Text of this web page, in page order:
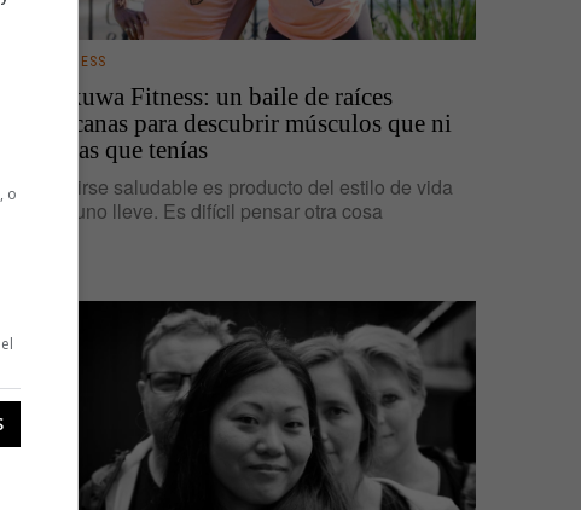
BUSINESS
Kukuwa Fitness: un baile de raíces
africanas para descubrir músculos que ni
sabías que tenías
Sentirse saludable es producto del estilo de vida
que uno lleve. Es difícil pensar otra cosa
o